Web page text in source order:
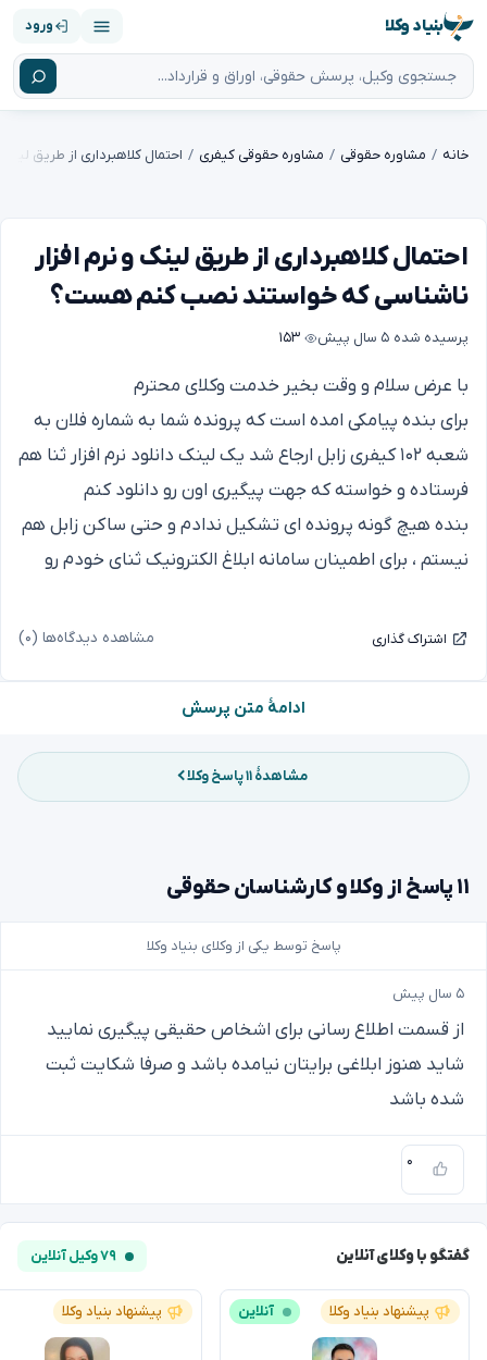
بنیاد وکلا ورود
خانه مشاوره حقوقی مشاوره حقوقی کیفری
احتمال کلاهبرداری از طریق لینک و نرم افزار
ناشناسی که خواستند نصب کنم هست؟
پرسیده شده ۵ سال پیش ۱۵۳
با عرض سلام و وقت بخیر خدمت وکلای محترم
برای بنده پیامکی امده است که پرونده شما به شماره فلان به
شعبه ۱۰۲ کیفری زابل ارجاع شد یک لینک دانلود نرم افزار ثنا هم
فرستاده و خواسته که جهت پیگیری اون رو دانلود کنم
بنده هیچ گونه پرونده ای تشکیل ندادم و حتی ساکن زابل هم
نیستم ، برای اطمینان سامانه ابلاغ الکترونیک ثنای خودم رو
سامانه نمایش داده میشن درسته ؟ ، این پیامک رو نادیده
سپاس بسیار از پاسخگویی و راهنمایی ارزشمندتون
اشتراک گذاری مشاهده دیدگاه‌ها (۰)
ادامهٔ متن پرسش
مشاهدهٔ ۱۱ پاسخ وکلا
۱۱ پاسخ از وکلا و کارشناسان حقوقی
پاسخ توسط یکی از وکلای بنیاد وکلا
۵ سال پیش
از قسمت اطلاع رسانی برای اشخاص حقیقی پیگیری نمایید
شاید هنوز ابلاغی برایتان نیامده باشد و صرفا شکایت ثبت
شده باشد
۰
گفتگو با وکلای آنلاین ۷۹ وکیل آنلاین
پیشنهاد بنیاد وکلا آنلاین پیشنهاد بنیاد وکلا